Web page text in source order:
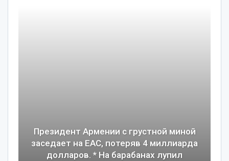
Президент Армении с грустной миной
заседает на ЕАС, потеряв 4 миллиарда
долларов. * На барабанах лупил